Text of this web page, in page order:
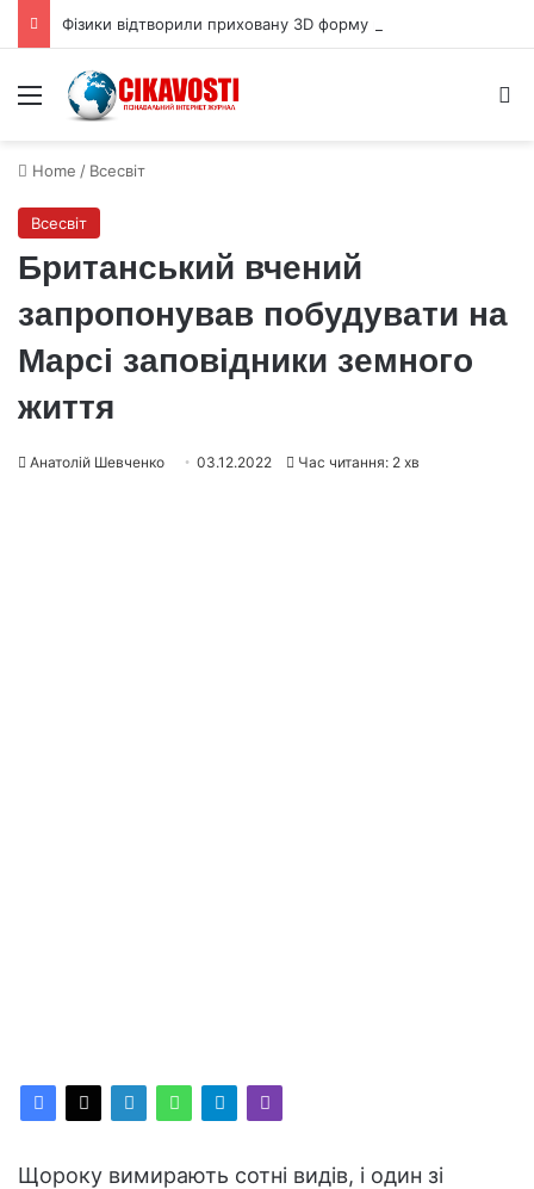
Menu
Home / Всесвіт
Всесвіт
Британський вчений
запропонував побудувати на
Марсі заповідники земного
життя
Анатолій Шевченко 03.12.2022 Час читання: 2 хв
Щороку вимирають сотні видів, і один зі